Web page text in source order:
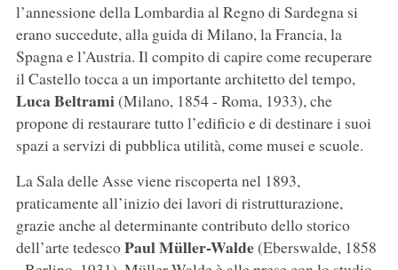
l’annessione della Lombardia al Regno di Sardegna si
erano succedute, alla guida di Milano, la Francia, la
Spagna e l’Austria. Il compito di capire come recuperare
il Castello tocca a un importante architetto del tempo,
Luca Beltrami(Milano, 1854 - Roma, 1933), che
propone di restaurare tutto l’edificio e di destinare i suoi
spazi a servizi di pubblica utilità, come musei e scuole.
La Sala delle Asse viene riscoperta nel 1893,
praticamente all’inizio dei lavori di ristrutturazione,
grazie anche al determinante contributo dello storico
dell’arte tedescoPaul Müller-Walde(Eberswalde, 1858